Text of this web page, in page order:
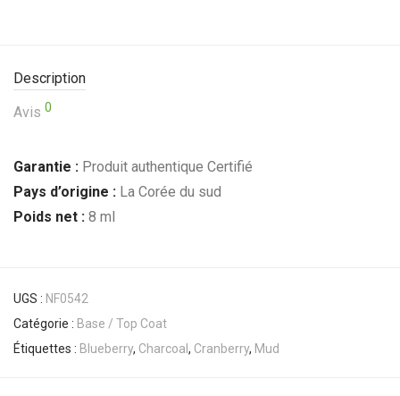
Description
Avis 0
Garantie : Produit authentique Certifié
Pays d’origine : La Corée du sud
Poids net : 8 ml
UGS : NF0542
Catégorie : Base / Top Coat
Étiquettes : Blueberry, Charcoal , Cranberry, Mud